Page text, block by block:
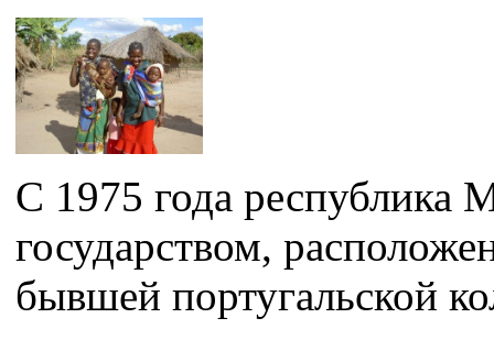
С 1975 года республика
государством,
бывшей португальской